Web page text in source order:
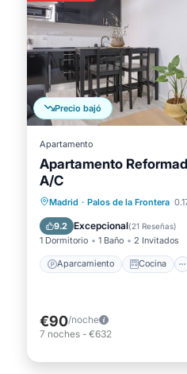
Precio bajó
Apartamento
Apartamento
A/C
Madrid · Palos de la Frontera
9.2 Excepcional(21 Reseñas)
1 Dormitorio 1 Baño 2 Invitados
Aparcamiento Cocina
Aparcamiento
Aire acondicionado
€90/noche
7 noches - €632